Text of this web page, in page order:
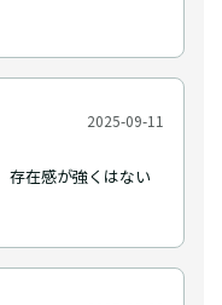
2025-09-11
存在感が強くはない